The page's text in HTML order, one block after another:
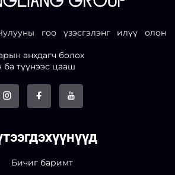
гоо үзэсгэлэнг илүү олон
анхдагч болох
түүнээс цааш
Бичиг баримт